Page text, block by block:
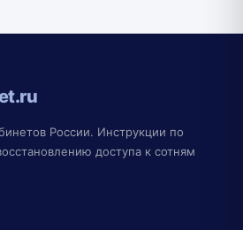
России. Инструкции по
доступа к сотням